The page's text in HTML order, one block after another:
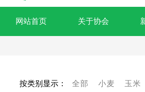
网站首页 关于协会
按类别显示： 全部 小麦 玉米